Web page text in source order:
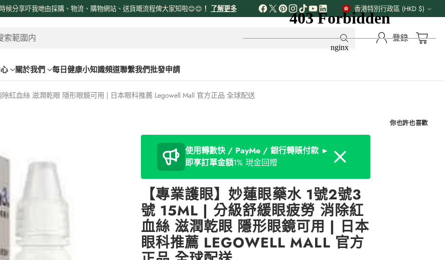
候分享吓我哋由採購、物流、購物網站、送貨嘅流程俾大家知啦😊😊 ！ 了解更多
貨
幣
香港特別行政區 (HKD $)
索範圍内 登錄
關於我們 每日健康小知識頻道聯繫我們批發申請
紅血絲 滋潤乾眼 隱形眼鏡可用 | 日本眼科推薦 Legowell Mall 官方正品 全球配送
使用轉數快 / PayMe / 銀行轉賬付款 ►
即享訂單金額1% 現金回贈
Dismiss
【專業護眼】妙蓮眼藥水 1號2號3
號 15ML | 分級舒緩眼疲勞 消除紅
血絲 滋潤乾眼 隱形眼鏡可用 | 日本
眼科推薦 LEGOWELL MALL 官方
你也許也喜歡